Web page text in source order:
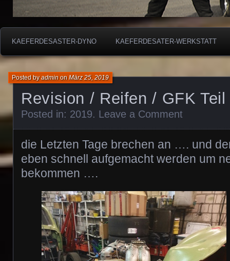
KAEFERDESASTER-DYNO KAEFERDESATER-WERKSTATT
Revision / Reifen / GFK Teil
Posted byadminonMärz 25, 2019
Posted in: 2019. Leave a Comment
die Letzten Tage brechen an …. und
eben schnell aufgemacht werden um
bekommen ….